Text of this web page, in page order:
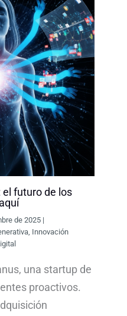
futuro de los
de 2025 |
, Innovación
una startup de
proactivos.